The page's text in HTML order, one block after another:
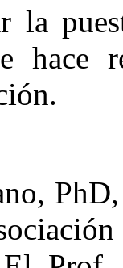
la
hace